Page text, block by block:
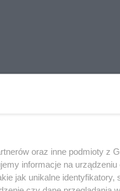
oraz inne podmioty z
informacje na urządzeniu
jak unikalne identyfikatory,